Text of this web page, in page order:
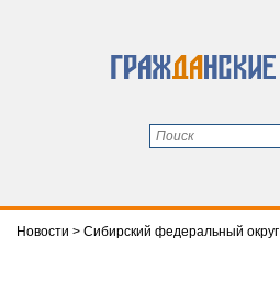
Новости > Сибирский федеральный округ